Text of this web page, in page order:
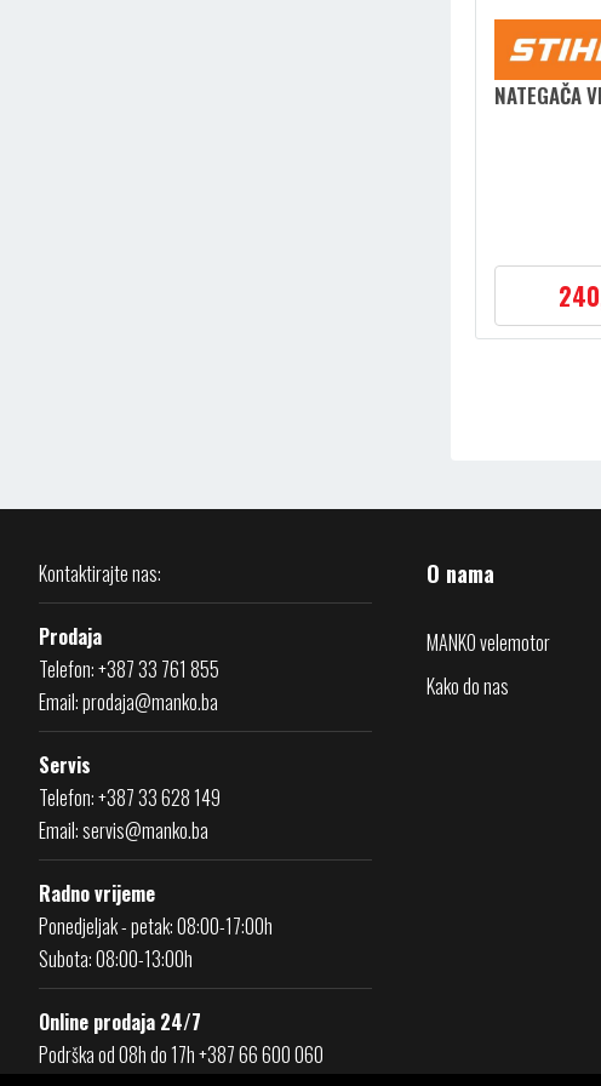
NATEGAČA
Kontaktirajte nas:
Prodaja
Telefon: +387 33 761 855
Email:prodaja@manko.ba
Servis
Telefon: +387 33 628 149
Email:servis@manko.ba
Radno vrijeme
Ponedjeljak - petak: 08:00-17:00h
Subota: 08:00-13:00h
Online prodaja 24/7
Podrška od 08h do 17h +387 66 600 060
O nama
MANKO velemotor
Kako do nas